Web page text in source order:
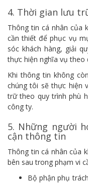
4. Thời gian lưu
Thông tin cá nhân của
cần thiết để phục vụ
sóc khách hàng, giải
thực hiện nghĩa vụ theo
Khi thông tin không
chúng tôi sẽ thực hiện
trữ theo quy trình phù
công ty.
5. Những người
cận thông tin
Thông tin cá nhân của
bên sau trong phạm vi
Bộ phận phụ